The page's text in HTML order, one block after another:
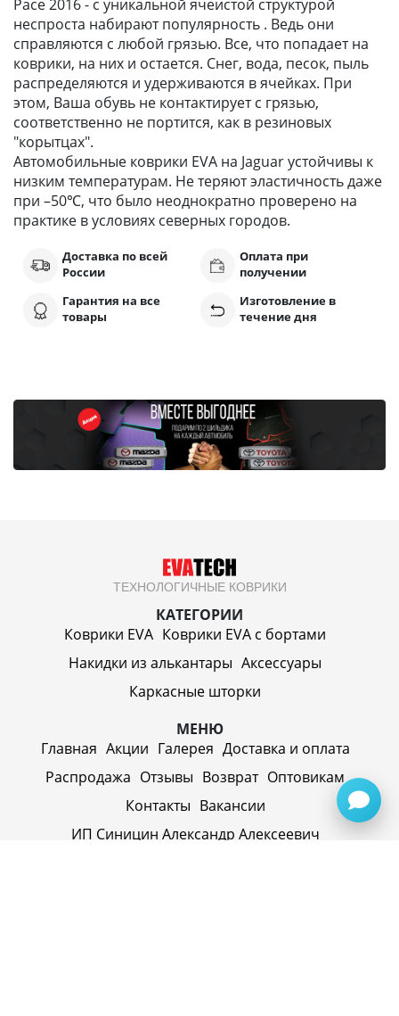
Pace 2016 - с уникальной ячеистой структурой
неспроста набирают популярность . Ведь они
справляются с любой грязью. Все, что попадает на
коврики, на них и остается. Снег, вода, песок, пыль
распределяются и удерживаются в ячейках. При
этом, Ваша обувь не контактирует с грязью,
соответственно не портится, как в резиновых
"корытцах".
Автомобильные коврики EVA на Jaguar устойчивы к
низким температурам. Не теряют эластичность даже
при –50℃, что было неоднократно проверено на
практике в условиях северных городов.
Доставка по всей
России
Оплата при
получении
Гарантия на все
товары
Изготовление в
течение дня
ТЕХНОЛОГИЧНЫЕ КОВРИКИ
КАТЕГОРИИ
Коврики EVA Коврики EVA c бортами
Накидки из алькантары Аксессуары
Каркасные шторки
МЕНЮ
Главная Акции Галерея Доставка и оплата
Распродажа Отзывы Возврат Оптовикам
Контакты Вакансии
ИП Синицин Александр Алексеевич